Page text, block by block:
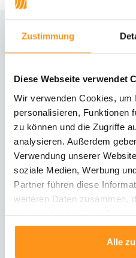
Zustimmung
Diese Webseite verwendet
Wir verwenden Cookies, um
personalisieren, Funktionen
zu können und die Zugriffe
analysieren. Außerdem
Verwendung unserer
soziale Medien, Werbung
Partner führen diese
weiteren Daten zusammen,
gesammelt haben.
Alle